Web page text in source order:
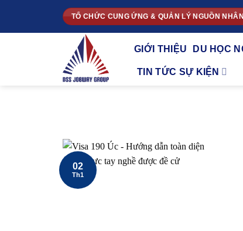
nội
TỔ CHỨC CUNG ỨNG & QUẢN LÝ NGUỒN
GIỚI THIỆU DU HỌC
TIN TỨC SỰ KIỆN
02
Th1